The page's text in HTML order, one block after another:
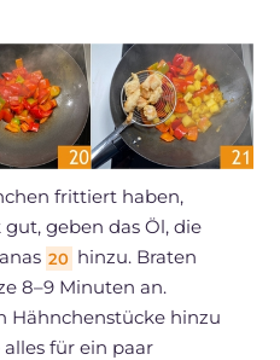
frittiert haben,
geben das Öl, die
20 hinzu. Braten
8–9 Minuten an.
Hähnchenstücke hinzu
für ein paar